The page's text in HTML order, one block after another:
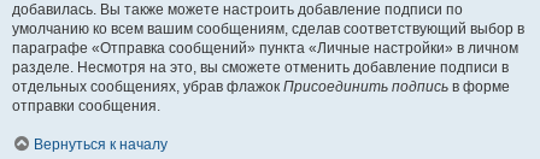
добавилась. Вы также можете настроить добавление подписи по
умолчанию ко всем вашим сообщениям, сделав соответствующий выбор в
параграфе «Отправка сообщений» пункта «Личные настройки» в личном
разделе. Несмотря на это, вы сможете отменить добавление подписи в
отдельных сообщениях, убрав флажок Присоединить подпись в форме
отправки сообщения.
Вернуться к началу